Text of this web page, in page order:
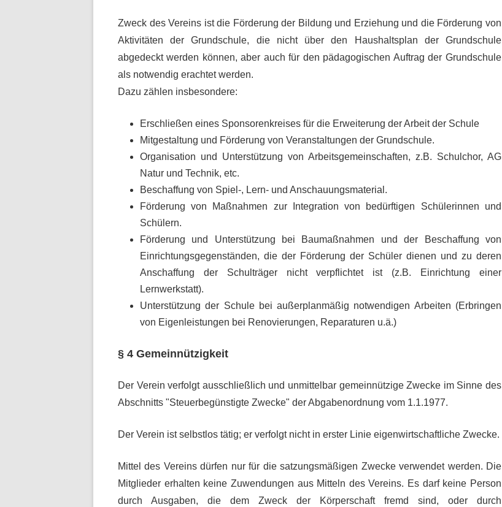
Zweck des Vereins ist die Förderung der Bildung und Erziehung und die Förderung von
Aktivitäten der Grundschule, die nicht über den Haushaltsplan der Grundschule
abgedeckt werden können, aber auch für den pädagogischen Auftrag der Grundschule
als notwendig erachtet werden.
Dazu zählen insbesondere:
Erschließen eines Sponsorenkreises für die Erweiterung der Arbeit der Schule
Mitgestaltung und Förderung von Veranstaltungen der Grundschule.
Organisation und Unterstützung von Arbeitsgemeinschaften, z.B. Schulchor, AG
Natur und Technik, etc.
Beschaffung von Spiel-, Lern- und Anschauungsmaterial.
Förderung von Maßnahmen zur Integration von bedürftigen Schülerinnen und
Schülern.
Förderung und Unterstützung bei Baumaßnahmen und der Beschaffung von
Einrichtungsgegenständen, die der Förderung der Schüler dienen und zu deren
Anschaffung der Schulträger nicht verpflichtet ist (z.B. Einrichtung einer
Lernwerkstatt).
Unterstützung der Schule bei außerplanmäßig notwendigen Arbeiten (Erbringen
von Eigenleistungen bei Renovierungen, Reparaturen u.ä.)
§ 4 Gemeinnützigkeit
Der Verein verfolgt ausschließlich und unmittelbar gemeinnützige Zwecke im Sinne des
Abschnitts "Steuerbegünstigte Zwecke" der Abgabenordnung vom 1.1.1977.
Der Verein ist selbstlos tätig; er verfolgt nicht in erster Linie eigenwirtschaftliche Zwecke.
Mittel des Vereins dürfen nur für die satzungsmäßigen Zwecke verwendet werden. Die
Mitglieder erhalten keine Zuwendungen aus Mitteln des Vereins. Es darf keine Person
durch Ausgaben, die dem Zweck der Körperschaft fremd sind, oder durch